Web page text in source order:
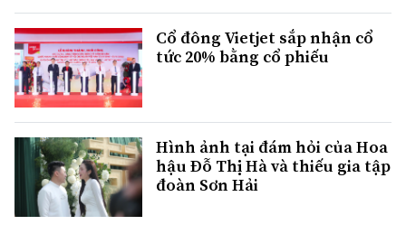
Cổ đông Vietjet sắp nhận cổ
tức 20% bằng cổ phiếu
Hình ảnh tại đám hỏi của Hoa
hậu Đỗ Thị Hà và thiếu gia tập
đoàn Sơn Hải